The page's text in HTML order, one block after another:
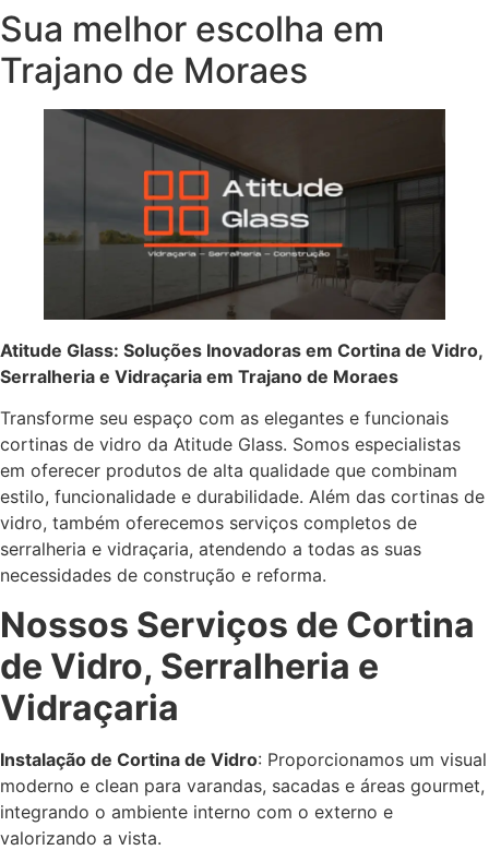
Sua melhor escolha em
Trajano de Moraes
Atitude Glass: Soluções Inovadoras em Cortina de Vidro,
Serralheria e Vidraçaria em Trajano de Moraes
Transforme seu espaço com as elegantes e funcionais
cortinas de vidro da Atitude Glass. Somos especialistas
em oferecer produtos de alta qualidade que combinam
estilo, funcionalidade e durabilidade. Além das cortinas de
vidro, também oferecemos serviços completos de
serralheria e vidraçaria, atendendo a todas as suas
necessidades de construção e reforma.
Nossos Serviços de Cortina
de Vidro, Serralheria e
Vidraçaria
Instalação de Cortina de Vidro: Proporcionamos um visual
moderno e clean para varandas, sacadas e áreas gourmet,
integrando o ambiente interno com o externo e
valorizando a vista.